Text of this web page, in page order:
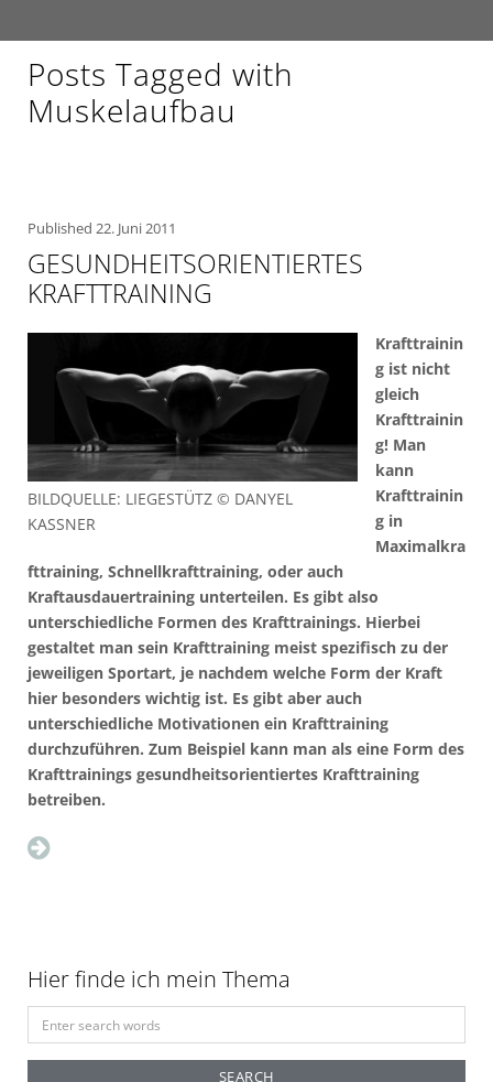
Posts Tagged with
Muskelaufbau
Published 22. Juni 2011
GESUNDHEITSORIENTIERTES
KRAFTTRAINING
BILDQUELLE: LIEGESTÜTZ © DANYEL
KASSNER
Krafttrainin
g ist nicht
gleich
Krafttrainin
g! Man
kann
Krafttrainin
g in
Maximalkra
fttraining, Schnellkrafttraining, oder auch
Kraftausdauertraining unterteilen. Es gibt also
unterschiedliche Formen des Krafttrainings. Hierbei
gestaltet man sein Krafttraining meist spezifisch zu der
jeweiligen Sportart, je nachdem welche Form der Kraft
hier besonders wichtig ist. Es gibt aber auch
unterschiedliche Motivationen ein Krafttraining
durchzuführen. Zum Beispiel kann man als eine Form des
Krafttrainings gesundheitsorientiertes Krafttraining
betreiben.
Hier finde ich mein Thema
e